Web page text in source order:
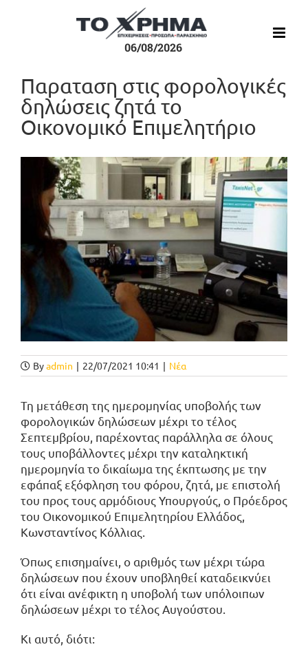
06/08/2026
Παραταση στις φορολογικές
δηλώσεις ζητά το
Οικονομικό Επιμελητήριο
Προβολή
μεγαλύτερης
εικόνας
Byadmin | 22/07/2021 10:41 | Νέα
Τη μετάθεση της ημερομηνίας υποβολής των
φορολογικών δηλώσεων μέχρι το τέλος
Σεπτεμβρίου, παρέχοντας παράλληλα σε όλους
τους υποβάλλοντες μέχρι την καταληκτική
ημερομηνία το δικαίωμα της έκπτωσης με την
εφάπαξ εξόφληση του φόρου, ζητά, με επιστολή
του προς τους αρμόδιους Υπουργούς, ο Πρόεδρος
του Οικονομικού Επιμελητηρίου Ελλάδος,
Κωνσταντίνος Κόλλιας.
Όπως επισημαίνει, ο αριθμός των μέχρι τώρα
δηλώσεων που έχουν υποβληθεί καταδεικνύει
ότι είναι ανέφικτη η υποβολή των υπόλοιπων
δηλώσεων μέχρι το τέλος Αυγούστου.
Κι αυτό, διότι: